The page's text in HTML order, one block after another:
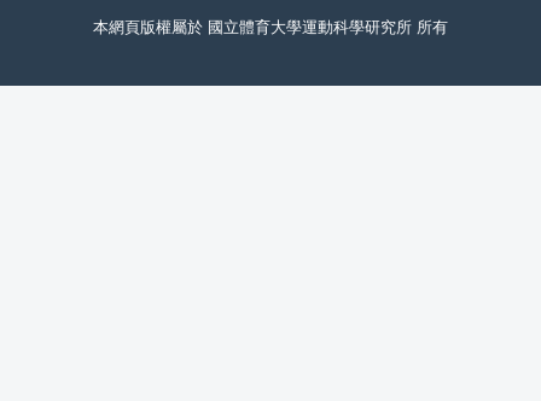
本網頁版權屬於 國立體育大學運動科學研究所 所有